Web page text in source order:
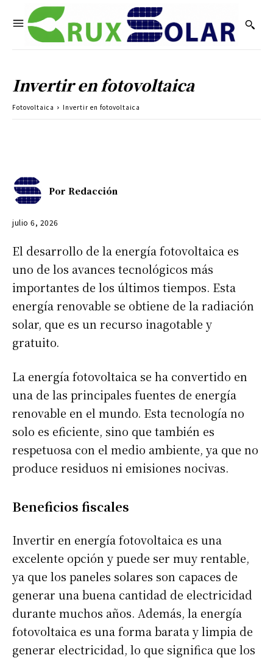
Invertir en fotovoltaica
Fotovoltaica Invertir en fotovoltaica
Por Redacción
julio 6, 2026
El desarrollo de la energía fotovoltaica es
uno de los avances tecnológicos más
importantes de los últimos tiempos. Esta
energía renovable se obtiene de la radiación
solar, que es un recurso inagotable y
gratuito.
La energía fotovoltaica se ha convertido en
una de las principales fuentes de energía
renovable en el mundo. Esta tecnología no
solo es eficiente, sino que también es
respetuosa con el medio ambiente, ya que no
produce residuos ni emisiones nocivas.
Beneficios fiscales
Invertir en energía fotovoltaica es una
excelente opción y puede ser muy rentable,
ya que los paneles solares son capaces de
generar una buena cantidad de electricidad
durante muchos años. Además, la energía
fotovoltaica es una forma barata y limpia de
generar electricidad, lo que significa que los